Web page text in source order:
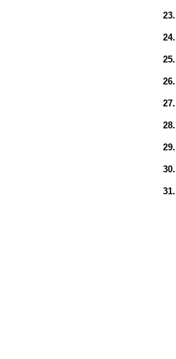
23.
24.
25.
26.
27.
28.
29.
30.
31.